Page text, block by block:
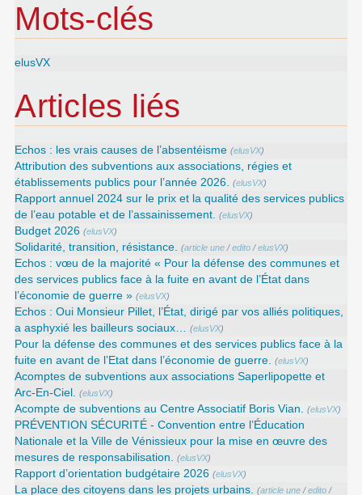
Mots-clés
elusVX
Articles liés
Echos : les vrais causes de l’absentéisme (elusVX)
Attribution des subventions aux associations, régies et
établissements publics pour l’année 2026. (elusVX)
Rapport annuel 2024 sur le prix et la qualité des services publics
de l’eau potable et de l’assainissement. (elusVX)
Budget 2026 (elusVX)
Solidarité, transition, résistance. (article une /edito /elusVX)
Echos : vœu de la majorité « Pour la défense des communes et
des services publics face à la fuite en avant de l’État dans
l’économie de guerre » (elusVX)
Echos : Oui Monsieur Pillet, l’État, dirigé par vos alliés politiques,
a asphyxié les bailleurs sociaux… (elusVX)
Pour la défense des communes et des services publics face à la
fuite en avant de l’Etat dans l’économie de guerre. (elusVX)
Acomptes de subventions aux associations Saperlipopette et
Arc-En-Ciel. (elusVX)
Acompte de subventions au Centre Associatif Boris Vian. (elusVX)
PRÉVENTION SÉCURITÉ - Convention entre l’Éducation
Nationale et la Ville de Vénissieux pour la mise en œuvre des
mesures de responsabilisation. (elusVX)
Rapport d’orientation budgétaire 2026 (elusVX)
La place des citoyens dans les projets urbains. (article une /edito /